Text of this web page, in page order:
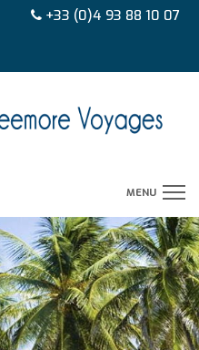
+33 (0)4 93 88 10 07
MENU